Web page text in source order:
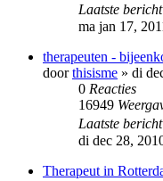
Laatste bericht
ma jan 17,
therapeuten -
doorthisisme » di
0 Reacties
16949
Laatste bericht
di dec 28,
Therapeut in